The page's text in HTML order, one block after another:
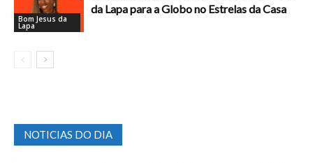
Bom Jesus da
Lapa
da Lapa para a Globo no Estrelas da Casa
NOTICIAS DO DIA